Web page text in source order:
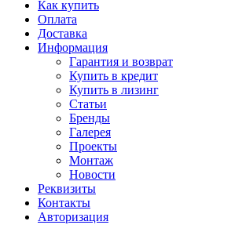
Как купить
Оплата
Доставка
Информация
Гарантия и возврат
Купить в кредит
Купить в лизинг
Статьи
Бренды
Галерея
Проекты
Монтаж
Новости
Реквизиты
Контакты
Авторизация